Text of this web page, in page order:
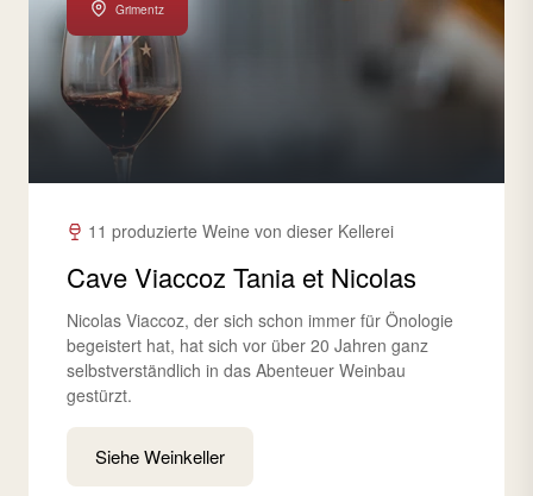
Grimentz
11 produzierte Weine von dieser Kellerei
Cave Viaccoz Tania et Nicolas
Nicolas Viaccoz, der sich schon immer für Önologie
begeistert hat, hat sich vor über 20 Jahren ganz
selbstverständlich in das Abenteuer Weinbau
gestürzt.
Siehe Weinkeller